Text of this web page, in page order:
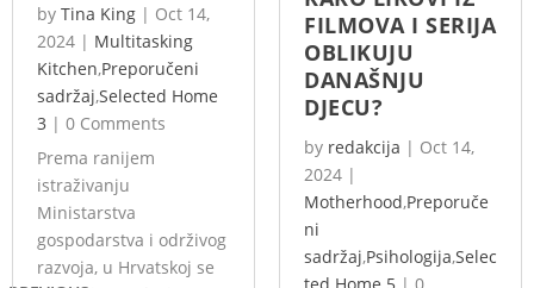
by Tina King | Oct 14,
2024 | Multitasking
Kitchen,Preporučeni
sadržaj,Selected Home
3 | 0 Comments
Prema ranijem
istraživanju
Ministarstva
gospodarstva i održivog
razvoja, u Hrvatskoj se
FILMOVA I SERIJA
OBLIKUJU
DANAŠNJU
DJECU?
by redakcija | Oct 14,
2024 |
Motherhood,Preporuče
ni
sadržaj,Psihologija,Selec
ted Home 5 | 0